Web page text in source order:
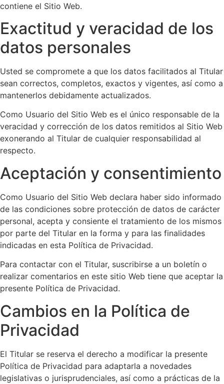
contiene el Sitio Web.
Exactitud y veracidad de los
datos personales
Usted se compromete a que los datos facilitados al Titular
sean correctos, completos, exactos y vigentes, así como a
mantenerlos debidamente actualizados.
Como Usuario del Sitio Web es el único responsable de la
veracidad y corrección de los datos remitidos al Sitio Web
exonerando al Titular de cualquier responsabilidad al
respecto.
Aceptación y consentimiento
Como Usuario del Sitio Web declara haber sido informado
de las condiciones sobre protección de datos de carácter
personal, acepta y consiente el tratamiento de los mismos
por parte del Titular en la forma y para las finalidades
indicadas en esta Política de Privacidad.
Para contactar con el Titular, suscribirse a un boletín o
realizar comentarios en este sitio Web tiene que aceptar la
presente Política de Privacidad.
Cambios en la Política de
Privacidad
El Titular se reserva el derecho a modificar la presente
Política de Privacidad para adaptarla a novedades
legislativas o jurisprudenciales, así como a prácticas de la